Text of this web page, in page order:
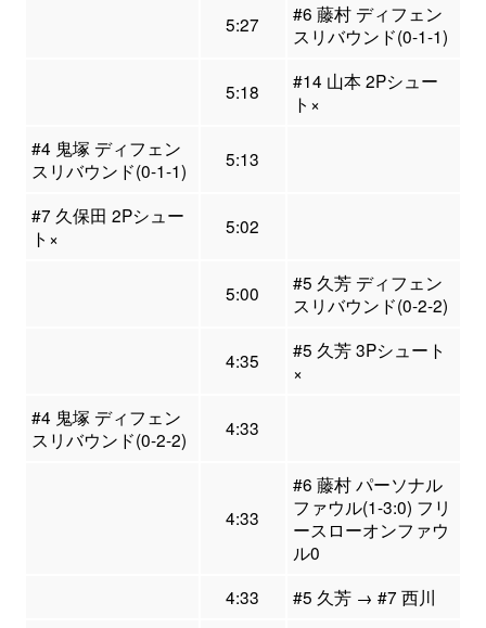
5:27
#6 藤村 ディフェン
スリバウンド(0-1-1)
5:18
#14 山本 2Pシュー
ト×
#4 鬼塚 ディフェン
スリバウンド(0-1-1)
5:13
#7 久保田 2Pシュー
ト×
5:02
5:00
#5 久芳 ディフェン
スリバウンド(0-2-2)
4:35
#5 久芳 3Pシュート
×
#4 鬼塚 ディフェン
スリバウンド(0-2-2)
4:33
4:33
#6 藤村 パーソナル
ファウル(1-3:0) フリ
ースローオンファウ
ル0
4:33
#5 久芳 → #7 西川